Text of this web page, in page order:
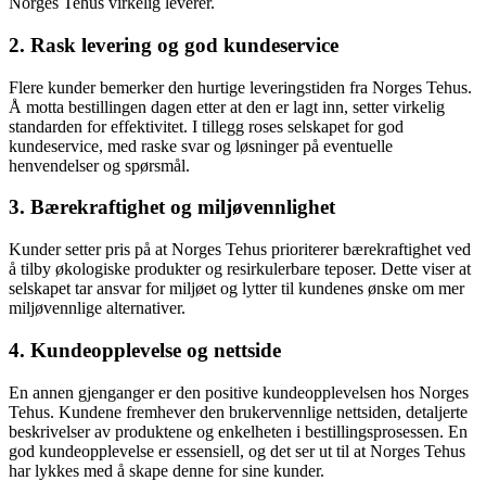
2. Rask levering og god kundeservice
Flere kunder bemerker den hurtige leveringstiden fra Norges Tehus.
Å motta bestillingen dagen etter at den er lagt inn, setter virkelig
standarden for effektivitet. I tillegg roses selskapet for god
kundeservice, med raske svar og løsninger på eventuelle
henvendelser og spørsmål.
3. Bærekraftighet og miljøvennlighet
Kunder setter pris på at Norges Tehus prioriterer bærekraftighet ved
å tilby økologiske produkter og resirkulerbare teposer. Dette viser at
selskapet tar ansvar for miljøet og lytter til kundenes ønske om mer
miljøvennlige alternativer.
4. Kundeopplevelse og nettside
En annen gjenganger er den positive kundeopplevelsen hos Norges
Tehus. Kundene fremhever den brukervennlige nettsiden, detaljerte
beskrivelser av produktene og enkelheten i bestillingsprosessen. En
god kundeopplevelse er essensiell, og det ser ut til at Norges Tehus
har lykkes med å skape denne for sine kunder.